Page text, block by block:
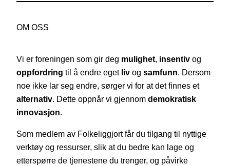
OM OSS
Vi er foreningen som gir deg mulighet, insentiv og
oppfordring til å endre eget liv og samfunn. Dersom
noe ikke lar seg endre, sørger vi for at det finnes et
alternativ. Dette oppnår vi gjennom demokratisk
innovasjon.
Som medlem av Folkeliggjort får du tilgang til nyttige
verktøy og ressurser, slik at du bedre kan lage og
etterspørre de tjenestene du trenger, og påvirke